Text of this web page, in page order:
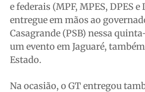
e federais (MPF, MPES, DPES e
entregue em mãos ao
Casagrande (PSB) nessa
um evento em Jaguaré,
Estado.
Na ocasião, o GT entregou